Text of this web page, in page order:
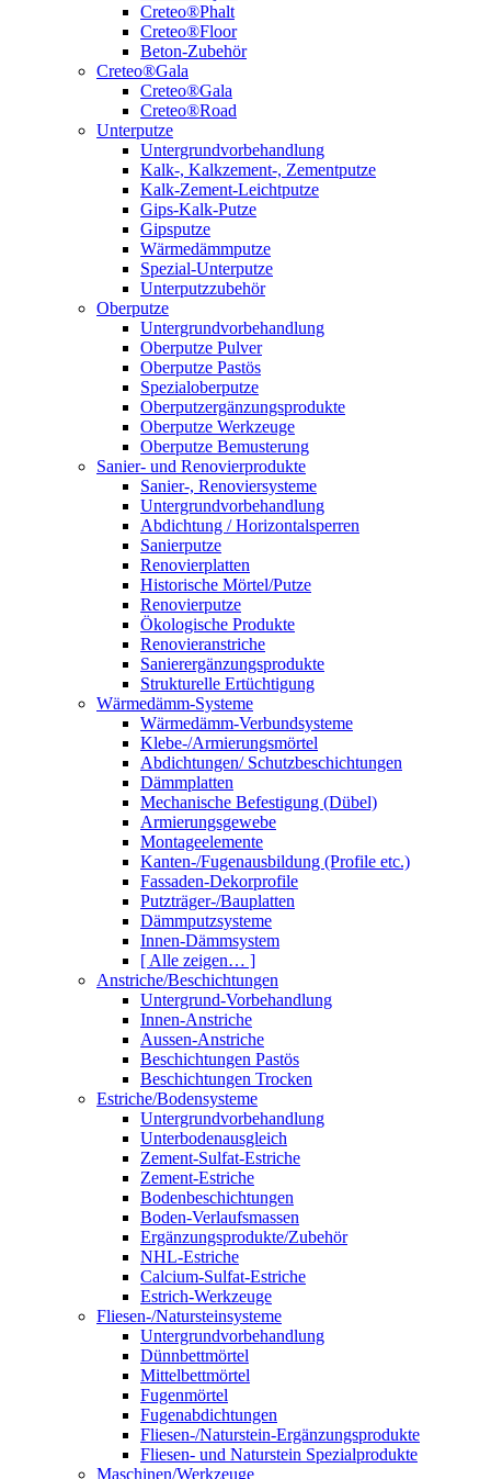
Creteo®Phalt
Creteo®Floor
Beton-Zubehör
Creteo®Gala
Creteo®Gala
Creteo®Road
Unterputze
Untergrundvorbehandlung
Kalk-, Kalkzement-, Zementputze
Kalk-Zement-Leichtputze
Gips-Kalk-Putze
Gipsputze
Wärmedämmputze
Spezial-Unterputze
Unterputzzubehör
Oberputze
Untergrundvorbehandlung
Oberputze Pulver
Oberputze Pastös
Spezialoberputze
Oberputzergänzungsprodukte
Oberputze Werkzeuge
Oberputze Bemusterung
Sanier- und Renovierprodukte
Sanier-, Renoviersysteme
Untergrundvorbehandlung
Abdichtung / Horizontalsperren
Sanierputze
Renovierplatten
Historische Mörtel/Putze
Renovierputze
Ökologische Produkte
Renovieranstriche
Sanierergänzungsprodukte
Strukturelle Ertüchtigung
Wärmedämm-Systeme
Wärmedämm-Verbundsysteme
Klebe-/Armierungsmörtel
Abdichtungen/ Schutzbeschichtungen
Dämmplatten
Mechanische Befestigung (Dübel)
Armierungsgewebe
Montageelemente
Kanten-/Fugenausbildung (Profile etc.)
Fassaden-Dekorprofile
Putzträger-/Bauplatten
Dämmputzsysteme
Innen-Dämmsystem
[ Alle zeigen… ]
Anstriche/Beschichtungen
Untergrund-Vorbehandlung
Innen-Anstriche
Aussen-Anstriche
Beschichtungen Pastös
Beschichtungen Trocken
Estriche/Bodensysteme
Untergrundvorbehandlung
Unterbodenausgleich
Zement-Sulfat-Estriche
Zement-Estriche
Bodenbeschichtungen
Boden-Verlaufsmassen
Ergänzungsprodukte/Zubehör
NHL-Estriche
Calcium-Sulfat-Estriche
Estrich-Werkzeuge
Fliesen-/Natursteinsysteme
Untergrundvorbehandlung
Dünnbettmörtel
Mittelbettmörtel
Fugenmörtel
Fugenabdichtungen
Fliesen-/Naturstein-Ergänzungsprodukte
Fliesen- und Naturstein Spezialprodukte
Maschinen/Werkzeuge